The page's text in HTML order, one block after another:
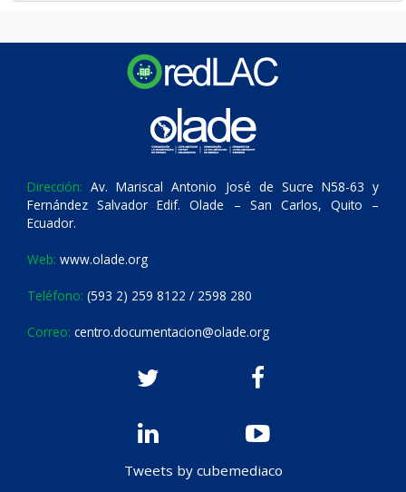
Dirección: Av. Mariscal Antonio José de Sucre N58-63 y
Fernández Salvador Edif. Olade – San Carlos, Quito –
Ecuador.
Web: www.olade.org
Teléfono: (593 2) 259 8122 / 2598 280
Correo: centro.documentacion@olade.org
Tweets by cubemediaco